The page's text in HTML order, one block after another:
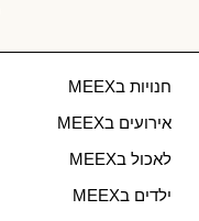
חנויות בMEEX
אירועים בMEEX
לאכול בMEEX
ילדים בMEEX